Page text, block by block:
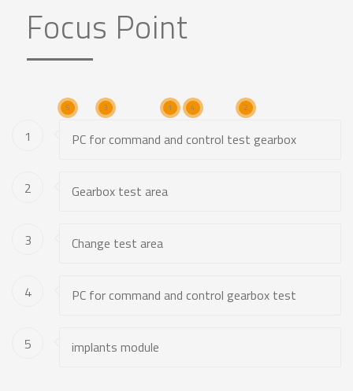
Focus Point
1 2
3 4
5
1 PC for command and control test gearbox
2 Gearbox test area
3 Change test area
4 PC for command and control gearbox test
5 implants module